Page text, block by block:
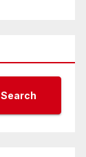
Search